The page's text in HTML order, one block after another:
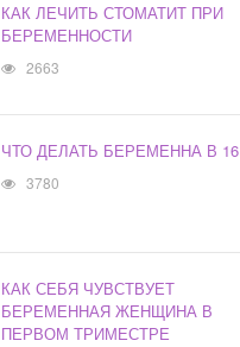
КАК ЛЕЧИТЬ СТОМАТИТ ПРИ
БЕРЕМЕННОСТИ
2663
ЧТО ДЕЛАТЬ БЕРЕМЕННА В 16
3780
КАК СЕБЯ ЧУВСТВУЕТ
БЕРЕМЕННАЯ ЖЕНЩИНА В
ПЕРВОМ ТРИМЕСТРЕ